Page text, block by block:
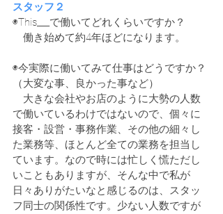
スタッフ２
◉This___で働いてどれくらいですか？
働き始めて約4年ほどになります。
◉今実際に働いてみて仕事はどうですか？
（大変な事、良かった事など）
大きな会社やお店のように大勢の人数
で働いているわけではないので、個々に
接客・設営・事務作業、その他の細々し
た業務等、ほとんど全ての業務を担当し
ています。なので時には忙しく慌ただし
いこともありますが、そんな中で私が
日々ありがたいなと感じるのは、スタッ
フ同士の関係性です。少ない人数ですが